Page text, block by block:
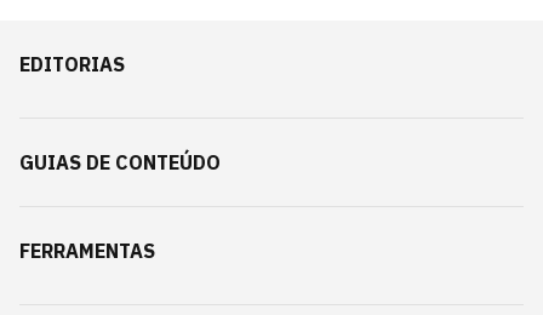
EDITORIAS
GUIAS DE CONTEÚDO
FERRAMENTAS